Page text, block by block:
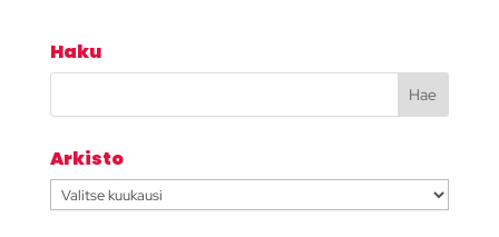
Haku
Arkisto
Arkisto